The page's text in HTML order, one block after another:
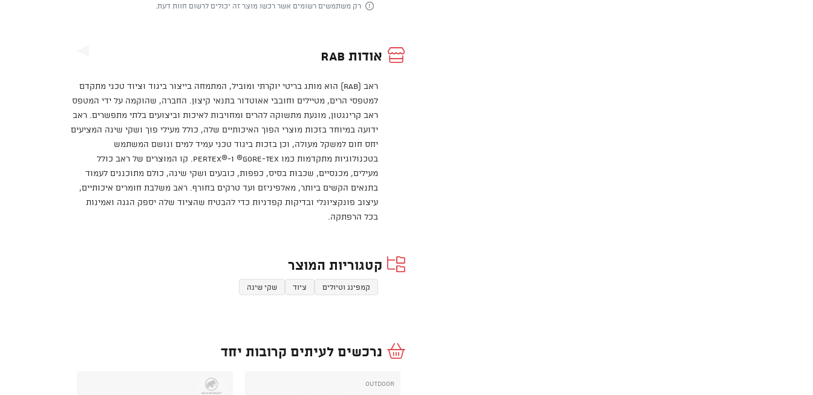
רק משתמשים רשומים אשר רכשו מוצר זה יכולים לרשום חוות דעת.
אודות Rab
ראב (Rab) הוא מותג בריטי יוקרתי ומוביל, המתמחה בייצור ביגוד וציוד טכני מתקדם
למטפסי הרים, מטיילים וחובבי אאוטדור בתנאי קיצון. החברה, שהוקמה על ידי המטפס
ראב קרינגטון, מונעת מתשוקה להרים ומחויבות לאיכות וביצועים בלתי מתפשרים. ראב
ידועה במיוחד בזכות מוצרי הפוך האיכותיים שלה, כולל מעילי פוך ושקי שינה המציעים
יחס חום למשקל מעולה, וכן בזכות ביגוד טכני עמיד למים ונושם המשתמש
בטכנולוגיות מתקדמות כמו Gore-Tex® ו-Pertex®‎. קו המוצרים של ראב כולל
מעילים, מכנסיים, שכבות בסיס, כפפות, כובעים ושקי שינה, כולם מתוכננים לעמוד
בתנאים הקשים ביותר, מאלפיניזם ועד טרקים בחורף. ראב משלבת חומרים איכותיים,
עיצוב פונקציונלי ובדיקות קפדניות כדי להבטיח שהציוד שלה יספק הגנה ואמינות
בכל הרפתקה.
קטגוריות המוצר
קמפינג וטיולים ציוד שקי שינה
נרכשים לעיתים קרובות יחד
Outdoor